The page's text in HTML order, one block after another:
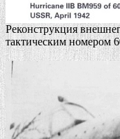
Реконструкция
тактическим номером